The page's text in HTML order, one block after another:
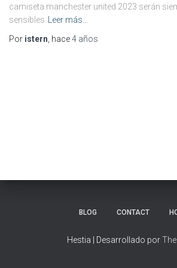
camiseta manchester united 2023 serán
sensibles
Leer más…
Por istern , hace4 años
BLOG CONTACT
Hestia | Desarrollado por